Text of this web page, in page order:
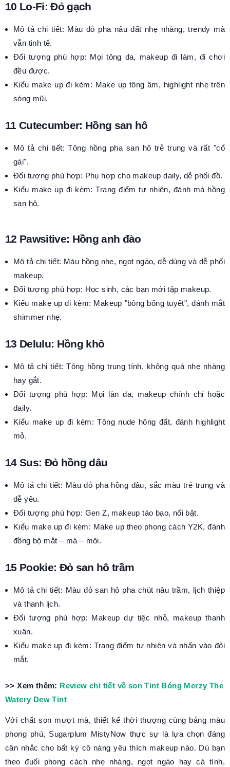
10 Lo-Fi: Đỏ gạch
Mô tả chi tiết: Màu đỏ pha nâu đất nhẹ nhàng, trendy mà
vẫn tinh tế.
Đối tượng phù hợp: Mọi tông da, makeup đi làm, đi chơi
đều được.
Kiểu make up đi kèm: Make up tông âm, highlight nhẹ trên
sóng mũi.
11 Cutecumber: Hồng san hô
Mô tả chi tiết: Tông hồng pha san hô trẻ trung và rất "cổ
gái".
Đối tượng phù hợp: Phụ hợp cho makeup daily, dễ phối đồ.
Kiểu make up đi kèm: Trang điểm tự nhiên, đánh má hồng
san hô.
12 Pawsitive: Hồng anh đào
Mô tả chi tiết: Màu hồng nhẹ, ngọt ngào, dễ dùng và dễ phối
makeup.
Đối tượng phù hợp: Học sinh, các bạn mới tập makeup.
Kiểu make up đi kèm: Makeup "bông bống tuyết", đánh mắt
shimmer nhẹ.
13 Delulu: Hồng khô
Mô tả chi tiết: Tông hồng trung tính, không quá nhẹ nhàng
hay gắt.
Đối tượng phù hợp: Mọi làn da, makeup chính chỉ hoặc
daily.
Kiểu make up đi kèm: Tông nude hông đất, đánh highlight
mỏ.
14 Sus: Đỏ hồng dâu
Mô tả chi tiết: Màu đỏ pha hồng dâu, sắc màu trẻ trung và
dễ yêu.
Đối tượng phù hợp: Gen Z, makeup táo bạo, nổi bật.
Kiểu make up đi kèm: Make up theo phong cách Y2K, đánh
đồng bộ mắt – má – môi.
15 Pookie: Đỏ san hô trầm
Mô tả chi tiết: Màu đỏ san hô pha chút nâu trầm, lịch thiệp
và thanh lịch.
Đối tượng phù hợp: Makeup dự tiệc nhỏ, makeup thanh
xuân.
Kiểu make up đi kèm: Trang điểm tự nhiên và nhấn vào đôi
mắt.
>> Xem thêm: Review chi tiết về son Tint Bóng Merzy The
Watery Dew Tint
Với chất son mượt mà, thiết kế thời thượng cùng bảng màu
phong phú, Sugarplum MistyNow thực sự là lựa chọn đáng
cân nhắc cho bất kỳ cô nàng yêu thích makeup nào. Dù bạn
theo đuổi phong cách nhẹ nhàng, ngọt ngào hay cá tính,